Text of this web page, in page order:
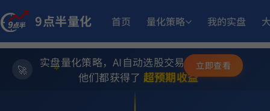
9点半量化 首页 量化策略 我的实盘
✨
💫
⭐
实盘量化策略，AI自动选股交易，躺赚模式
他们都获得了 超预期收益
8月12日开始实盘 稳健黑马精选量化策略 收益 11.50%
立即查看